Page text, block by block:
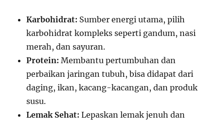
Karbohidrat: Sumber energi utama, pilih
karbohidrat kompleks seperti gandum, nasi
merah, dan sayuran.
Protein: Membantu pertumbuhan dan
perbaikan jaringan tubuh, bisa didapat dari
daging, ikan, kacang-kacangan, dan produk
susu.
Lemak Sehat: Lepaskan lemak jenuh dan